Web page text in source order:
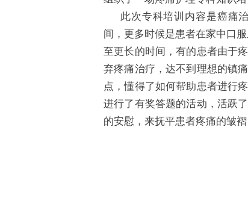
此次专科培训内容是癌痛
间，更多时候是患者在家中口
至更长的时间，有的患者由于
弃疼痛治疗，达不到理想的镇
点，懂得了如何帮助患者进行
进行了有奖答题的活动，活跃
的安慰，来抚平患者疼痛的皱